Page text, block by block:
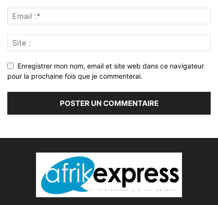
Enregistrer mon nom, email et site web dans ce navigateur
pour la prochaine fois que je commenterai.